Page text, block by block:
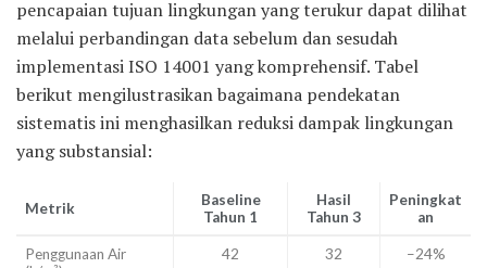
pencapaian tujuan lingkungan yang terukur dapat dilihat
melalui perbandingan data sebelum dan sesudah
implementasi ISO 14001 yang komprehensif. Tabel
berikut mengilustrasikan bagaimana pendekatan
sistematis ini menghasilkan reduksi dampak lingkungan
yang substansial:
Metrik
Baseline
Tahun 1
Hasil
Tahun 3
Peningkat
an
Penggunaan Air
42 32 –24%